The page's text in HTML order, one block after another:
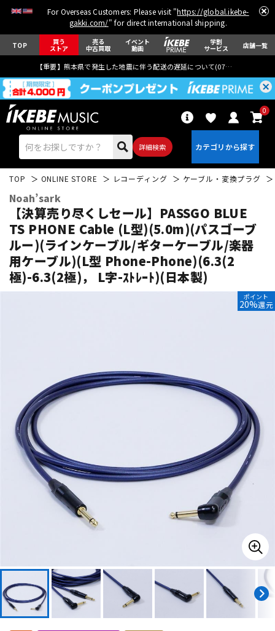
For Overseas Customers: Please visit "https://global.ikebe-
gakki.com/" for direct international shipping.
TOP 買う
ストア
売る
中古買取
イベント
動画
学割
サービス 店舗一覧
【重要】熊本県で発生した地震に伴う配送の遅延について(07月29日
詳細検索
0
エレキギター アコギ/エレアコ
ベース ウクレレ
キーボード 電子ピアノ
アンプ エフェクター
DJ機器 DTM
レコーディング機器
配信/ライブ機器 楽器アクセサリ
TOP ONLINE STORE レコーディング ケーブル・変換プラグ
Noah’sark
【決算売り尽くしセール】PASSGO BLUE
TS PHONE Cable (L型)(5.0m)(パスゴーブ
ルー)(ラインケーブル/ギターケーブル/楽器
用ケーブル)(L型 Phone-Phone)(6.3(2
極)-6.3(2極)， L字-ｽﾄﾚｰﾄ)(日本製)
ポイント
20%還元